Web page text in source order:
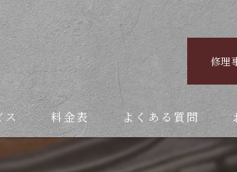
修理
ス 料金表 よくある質問